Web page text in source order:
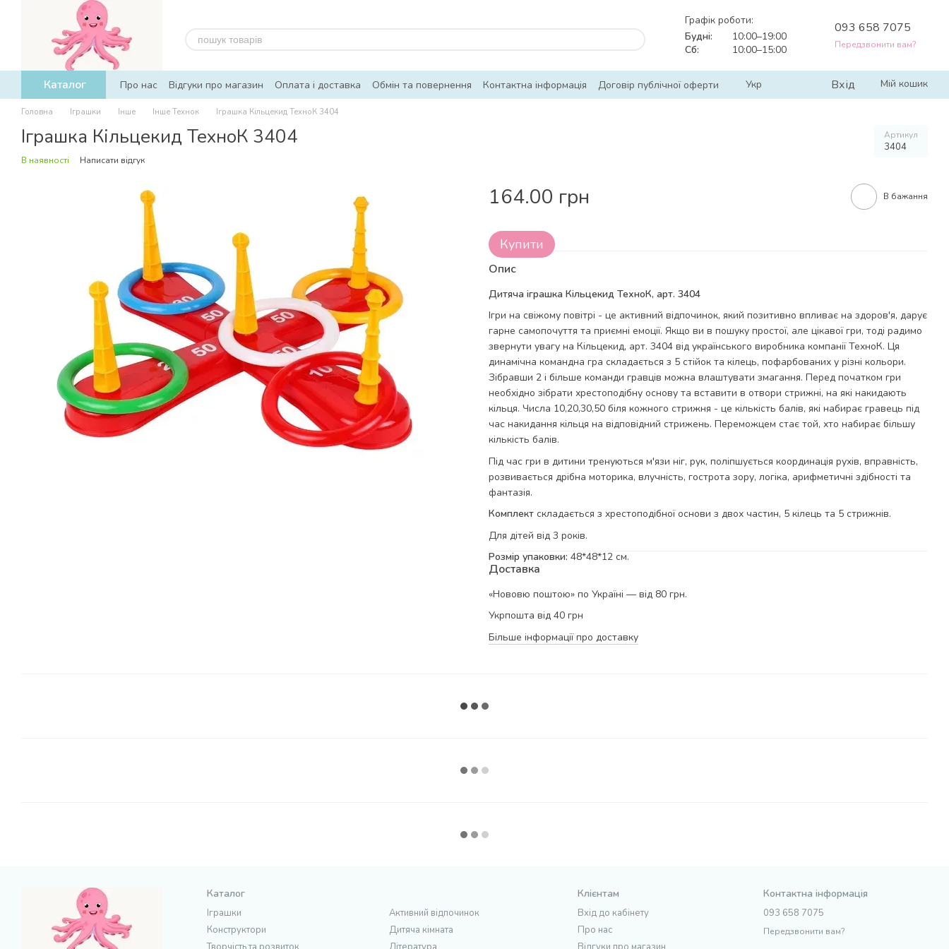
Перейти до основного контенту
Графік роботи:
Будні:
10:00–19:00
Сб:
10:00–15:00
093 658 7075
Передзвонити вам?
Каталог Про нас Відгуки про магазин Оплата і доставка Обмін та повернення Контактна інформація Договір публічної оферти Укр Вхід Мій кошик
Головна Іграшки Інше Інше Технок Іграшка Кільцекид ТехноК 3404
Іграшка Кільцекид ТехноК 3404 Артикул
3404
В наявності Написати відгук
164.00 грн В бажання
Купити
Опис
Дитяча іграшка Кільцекид ТехноК, арт. 3404
Ігри на свіжому повітрі - це активний відпочинок, який позитивно впливає на здоров'я, дарує
гарне самопочуття та приємні емоції. Якщо ви в пошуку простої, але цікавої гри, тоді радимо
звернути увагу на Кільцекид, арт. 3404 від українського виробника компанії ТехноК. Ця
динамічна командна гра складається з 5 стійок та кілець, пофарбованих у різні кольори.
Зібравши 2 і більше команди гравців можна влаштувати змагання. Перед початком гри
необхідно зібрати хрестоподібну основу та вставити в отвори стрижні, на які накидають
кільця. Числа 10,20,30,50 біля кожного стрижня - це кількість балів, які набирає гравець під
час накидання кільця на відповідний стрижень. Переможцем стає той, хто набирає більшу
кількість балів.
Під час гри в дитини тренуються м'язи ніг, рук, поліпшується координація рухів, вправність,
розвивається дрібна моторика, влучність, гострота зору, логіка, арифметичні здібності та
фантазія.
Комплект складається з хрестоподібної основи з двох частин, 5 кілець та 5 стрижнів.
Для дітей від 3 років.
Розмір упаковки: 48*48*12 см.
Доставка
«Нововю поштою» по Україні — від 80 грн.
Укрпошта від 40 грн
Більше інформації про доставку
Каталог
Іграшки
Конструктори
Активний відпочинок
Дитяча кімната
Клієнтам
Вхід до кабінету
Про нас
Контактна інформація
093 658 7075
Передзвонити вам?